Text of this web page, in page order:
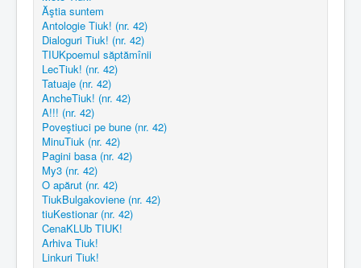
Ăştia suntem
Antologie Tiuk! (nr. 42)
Dialoguri Tiuk! (nr. 42)
TIUKpoemul săptămînii
LecTiuk! (nr. 42)
Tatuaje (nr. 42)
AncheTiuk! (nr. 42)
A!!! (nr. 42)
Poveştiuci pe bune (nr. 42)
MinuTiuk (nr. 42)
Pagini basa (nr. 42)
My3 (nr. 42)
O apărut (nr. 42)
TiukBulgakoviene (nr. 42)
tiuKestionar (nr. 42)
CenaKLUb TIUK!
Arhiva Tiuk!
Linkuri Tiuk!